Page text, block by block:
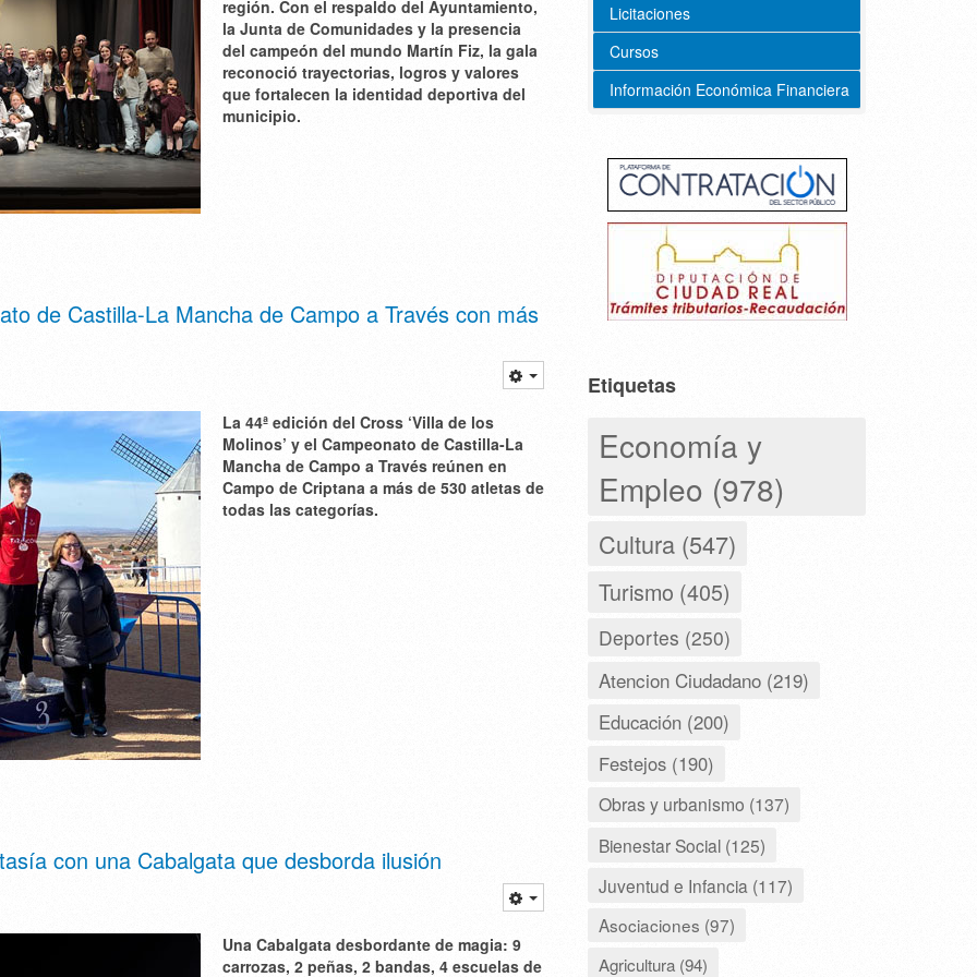
región. Con el respaldo del Ayuntamiento,
la Junta de Comunidades y la presencia
del campeón del mundo Martín Fiz, la gala
reconoció trayectorias, logros y valores
que fortalecen la identidad deportiva del
municipio.
de Castilla-La Mancha de Campo a Través con más
La 44ª edición del Cross ‘Villa de los
Molinos’ y el Campeonato de Castilla-La
Mancha de Campo a Través reúnen en
Campo de Criptana a más de 530 atletas de
todas las categorías.
con una Cabalgata que desborda ilusión
Una Cabalgata desbordante de magia: 9
carrozas, 2 peñas, 2 bandas, 4 escuelas de
Licitaciones
Cursos
Información Económica Financiera
Etiquetas
Economía y
Empleo (978)
Cultura (547)
Turismo (405)
Deportes (250)
Atencion Ciudadano (219)
Educación (200)
Festejos (190)
Obras y urbanismo (137)
Bienestar Social (125)
Juventud e Infancia (117)
Asociaciones (97)
Agricultura (94)